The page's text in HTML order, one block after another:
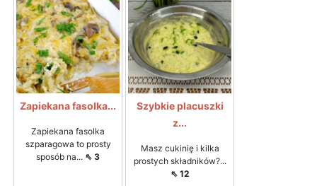
Zapiekana fasolka...
Zapiekana fasolka
szparagowa to prosty
sposób na... ⇖ 3
Szybkie placuszki
z...
Masz cukinię i kilka
prostych składników?...
⇖ 12